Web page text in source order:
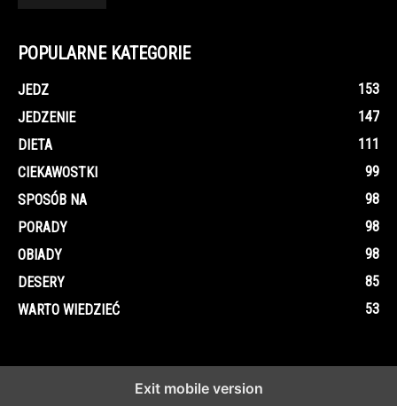
POPULARNE KATEGORIE
JEDZ
153
JEDZENIE
147
DIETA
111
CIEKAWOSTKI
99
SPOSÓB NA
98
PORADY
98
OBIADY
98
DESERY
85
WARTO WIEDZIEĆ
53
Exit mobile version